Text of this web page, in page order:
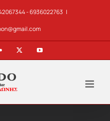
- 6936022763 |
Flickr YouTube